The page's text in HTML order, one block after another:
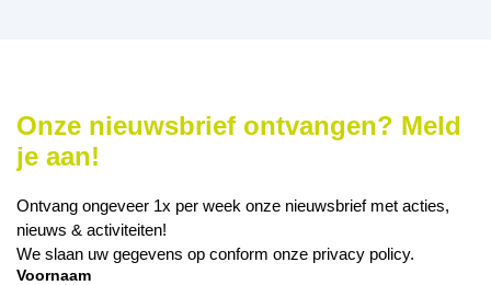
Onze nieuwsbrief ontvangen? Meld
je aan!
Ontvang ongeveer 1x per week onze nieuwsbrief met acties,
nieuws & activiteiten!
We slaan uw gegevens op conform onze privacy policy.
Voornaam